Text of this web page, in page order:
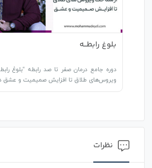
بلوغ رابطـــه
دوره جامع درمان صفر تا صد رابطه “بلوغ
ویروس‌های طلاق تا افزایش صمیمیت و عشق
نظرات